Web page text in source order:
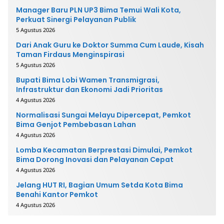
Manager Baru PLN UP3 Bima Temui Wali Kota,
Perkuat Sinergi Pelayanan Publik
5 Agustus 2026
Dari Anak Guru ke Doktor Summa Cum Laude, Kisah
Taman Firdaus Menginspirasi
5 Agustus 2026
Bupati Bima Lobi Wamen Transmigrasi,
Infrastruktur dan Ekonomi Jadi Prioritas
4 Agustus 2026
Normalisasi Sungai Melayu Dipercepat, Pemkot
Bima Genjot Pembebasan Lahan
4 Agustus 2026
Lomba Kecamatan Berprestasi Dimulai, Pemkot
Bima Dorong Inovasi dan Pelayanan Cepat
4 Agustus 2026
Jelang HUT RI, Bagian Umum Setda Kota Bima
Benahi Kantor Pemkot
4 Agustus 2026